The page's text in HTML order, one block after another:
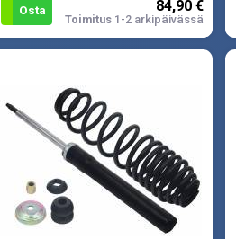
Osta 84,90 €
Toimitus1-2 arkipäivässä